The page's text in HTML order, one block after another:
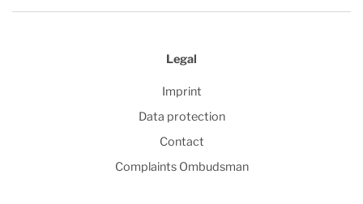
Legal
Imprint
Data protection
Contact
Complaints Ombudsman